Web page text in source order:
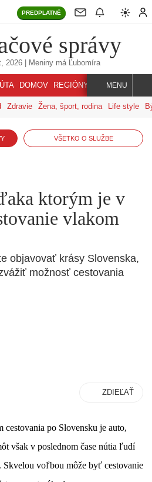
PREDPLATNÉ
správy
2026 | Meniny má Ľubomíra
DOMOV REGIÓNY INDEX SVET
MENU
Zdravie Žena, šport, rodina Life style
VŠETKO O SLUŽBE
ktorým je v
vlakom
objavovať krásy Slovenska,
možnosť cestovania
ZDIEĽAŤ
cestovania po Slovensku je auto,
však v poslednom čase nútia ľudí
Skvelou voľbou môže byť cestovanie